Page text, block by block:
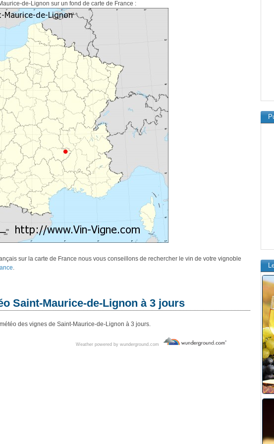
de-Lignon sur un fond de carte de France :
sur la carte de France nous vous conseillons de rechercher le vin de votre vignoble
.
Saint-Maurice-de-Lignon à 3 jours
des vignes de Saint-Maurice-de-Lignon à 3 jours.
Weather powered by wunderground.com